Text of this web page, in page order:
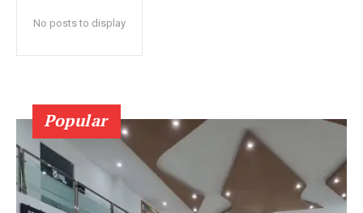
No posts to display
Popular